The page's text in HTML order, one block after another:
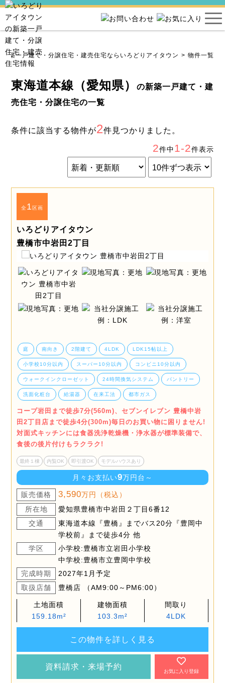
新築一戸建て・分譲住宅・建売住宅ならいろどりアイタウン 物件一覧
東海道本線（愛知県）の新築一戸建て・建
売住宅・分譲住宅の一覧
条件に該当する物件が2件見つかりました。
2件中1-2件表示
全1区画
いろどりアイタウン
豊橋市中岩田2丁目
庭 南向き 2階建て 4LDK LDK15帖以上
小学校10分以内 スーパー10分以内 コンビニ10分以内
ウォークインクローゼット 24時間換気システム パントリー
洗面化粧台 給湯器 在来工法 都市ガス
コープ岩田まで徒歩7分(560m)、セブンイレブン 豊橋中岩
田2丁目店まで徒歩4分(300m)毎日のお買い物に困りません!
対面式キッチンには食器洗浄乾燥機・浄水器が標準装備で、
食後の後片付けもラクラク!
最終１棟 内覧OK 即引渡OK モデルハウスあり
月々お支払い9万円台～
販売価格 3,590万円（税込）
所在地
愛知県豊橋市中岩田２丁目6番12
交通
東海道本線『豊橋』までバス20分『豊岡中
学校前』まで徒歩4分 他
学区
小学校:豊橋市立岩田小学校
中学校:豊橋市立豊岡中学校
完成時期
2027年1月予定
取扱店舗
豊橋店 （AM9:00～PM6:00）
土地面積
159.18m²
建物面積
103.3m²
間取り
4LDK
この物件を詳しく見る
資料請求・来場予約
お気に入り登録